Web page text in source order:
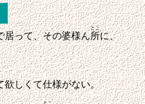
って、その婆様ん所
とこ
に、
欲しくて仕様がない。